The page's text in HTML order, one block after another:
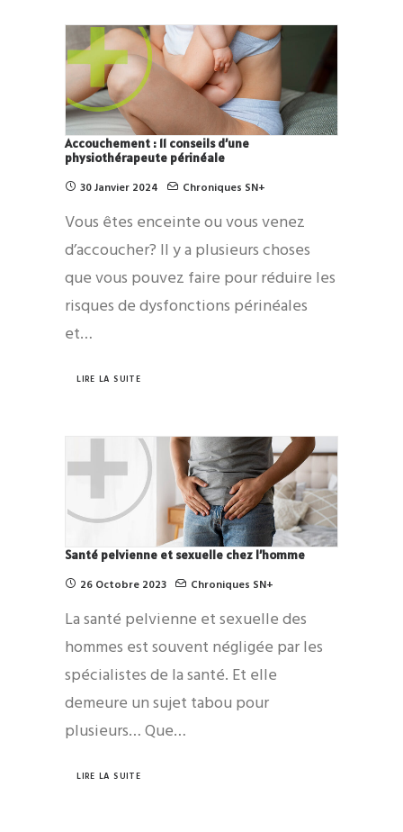
Accouchement : 11 conseils d’une
physiothérapeute périnéale
30 Janvier 2024 Chroniques SN+
Vous êtes enceinte ou vous venez
d’accoucher? Il y a plusieurs choses
que vous pouvez faire pour réduire les
risques de dysfonctions périnéales
et…
LIRE LA SUITE
Santé pelvienne et sexuelle chez l’homme
26 Octobre 2023 Chroniques SN+
La santé pelvienne et sexuelle des
hommes est souvent négligée par les
spécialistes de la santé. Et elle
demeure un sujet tabou pour
plusieurs… Que…
LIRE LA SUITE